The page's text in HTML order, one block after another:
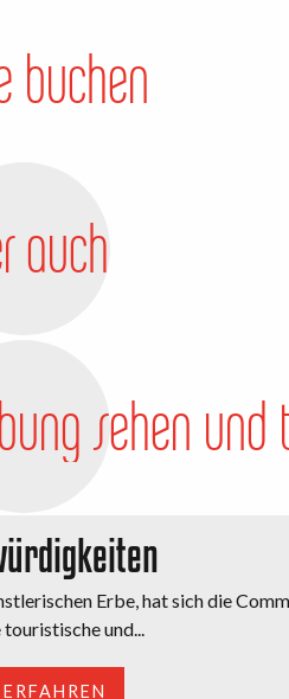
buchen
auch
sehen und
Erbe, hat sich die
und...